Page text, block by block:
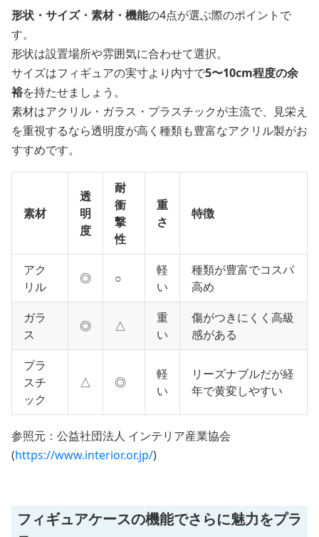
形状・サイズ・素材・機能の4点が選ぶ際のポイントで
す。
形状は設置場所や雰囲気に合わせて選択。
サイズはフィギュアの実寸より内寸で5〜10cm程度の余
裕を持たせましょう。
素材はアクリル・ガラス・プラスチックが主流で、見栄え
を重視するなら透明度が高く種類も豊富なアクリル製がお
すすめです。
素材
透
明
度
耐
衝
撃
性
重
さ
特徴
アク
リル
◎ ○
軽
い
種類が豊富でコスパ
高め
ガラ
ス
◎ △
重
い
傷がつきにくく高級
感がある
プラ
スチ
ック
△ ◎
軽
い
リーズナブルだが経
年で黄変しやすい
参照元：公益社団法人 インテリア産業協会
(https://www.interior.or.jp/)
フィギュアケースの機能でさらに魅力をプラ